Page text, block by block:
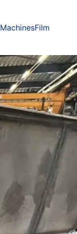
MachinesFilm